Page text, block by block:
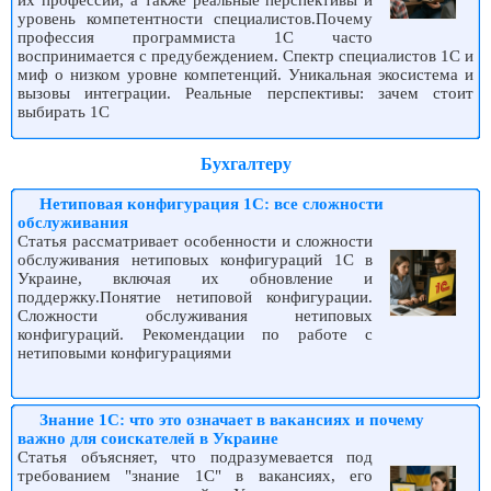
уровень компетентности специалистов.Почему
профессия программиста 1С часто
воспринимается с предубеждением. Спектр специалистов 1С и
миф о низком уровне компетенций. Уникальная экосистема и
вызовы интеграции. Реальные перспективы: зачем стоит
выбирать 1С
Бухгалтеру
Нетиповая конфигурация 1С: все сложности
обслуживания
Статья рассматривает особенности и сложности
обслуживания нетиповых конфигураций 1С в
Украине, включая их обновление и
поддержку.Понятие нетиповой конфигурации.
Сложности обслуживания нетиповых
конфигураций. Рекомендации по работе с
нетиповыми конфигурациями
Знание 1С: что это означает в вакансиях и почему
важно для соискателей в Украине
Статья объясняет, что подразумевается под
требованием "знание 1С" в вакансиях, его